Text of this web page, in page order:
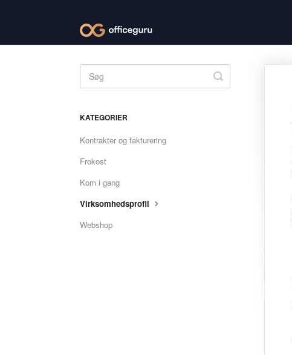
Toggle
Search
KATEGORIER
Kontrakter og fakturering
Frokost
Kom i gang
Virksomhedsprofil
Webshop